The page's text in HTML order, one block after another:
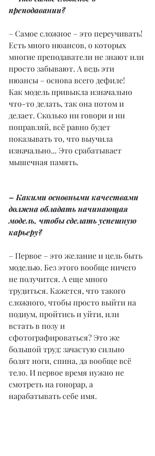
преподавании?
– Самое сложное – это переучивать!
Есть много нюансов, о которых
многие преподаватели не знают или
просто забывают. А ведь эти
нюансы – основа всего дефиле!
Как модель привыкла изначально
что-то делать, так она потом и
делает. Сколько ни говори и ни
поправляй, всё равно будет
показывать то, что выучила
изначально... Это срабатывает
мышечная память.
– Какими основными качествами
должна обладать начинающая
модель, чтобы сделать успешную
карьеру?
– Первое – это желание и цель быть
моделью. Без этого вообще ничего
не получится. А еще много
трудиться. Кажется, что такого
сложного, чтобы просто выйти на
подиум, пройтись и уйти, или
встать в позу и
сфотографироваться? Это же
большой труд: зачастую сильно
болят ноги, спина, да вообще всё
тело. И первое время нужно не
смотреть на гонорар, а
нарабатывать себе имя.